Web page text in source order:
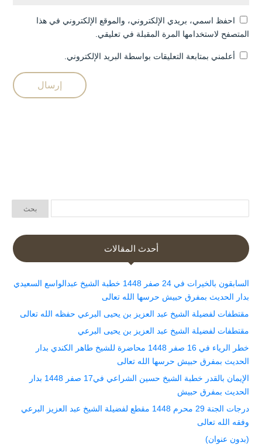
احفظ اسمي، بريدي الإلكتروني، والموقع الإلكتروني في هذا
المتصفح لاستخدامها المرة المقبلة في تعليقي.
أعلمني بمتابعة التعليقات بواسطة البريد الإلكتروني.
أحدث المقالات
السابقون بالخيرات في 24 صفر 1448 خطبة الشيخ عبدالواسع السعيدي
بدار الحديث بمفرق حبيش حرسها الله تعالى
مقتطفات لفضيلة الشيخ عبد العزيز بن يحيى البرعي حفظه الله تعالى
مقتطفات لفضيلة الشيخ عبد العزيز بن يحيى البرعي
خطر الرياء في 16 صفر 1448 محاضرة للشيخ طاهر الكندي بدار
الحديث بمفرق حبيش حرسها الله تعالى
الإيمان بالقدر خطبة الشيخ حسين الشراعي في17 صفر 1448 بدار
الحديث بمفرق حبيش
درجات الجنة 29 محرم 1448 مقطع لفضيلة الشيخ عبد العزيز البرعي
وفقه الله تعالى
(بدون عنوان)